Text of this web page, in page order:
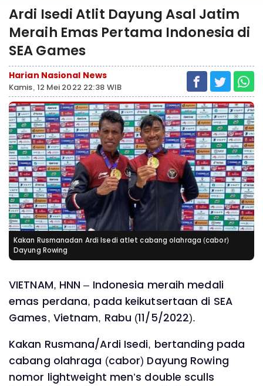
Ardi Isedi Atlit Dayung Asal Jatim
Meraih Emas Pertama Indonesia di
SEA Games
Harian Nasional News
Kamis, 12 Mei 2022 22:38 WIB
Kakan Rusmanadan Ardi Isedi atlet cabang olahraga (cabor)
Dayung Rowing
VIETNAM, HNN – Indonesia meraih medali
emas perdana, pada keikutsertaan di SEA
Games, Vietnam, Rabu (11/5/2022).
Kakan Rusmana/Ardi Isedi, bertanding pada
cabang olahraga (cabor) Dayung Rowing
nomor lightweight men’s double sculls